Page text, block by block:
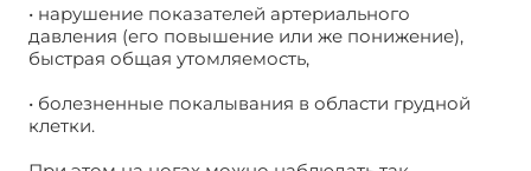
• нарушение показателей артериального
давления (его повышение или же понижение),
быстрая общая утомляемость,
• болезненные покалывания в области грудной
клетки.